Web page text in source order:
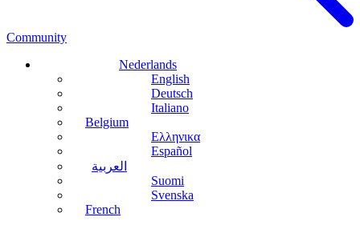
Community
Nederlands
English
Deutsch
Italiano
Belgium
Ελληνικα
Español
العربية
Suomi
Svenska
French